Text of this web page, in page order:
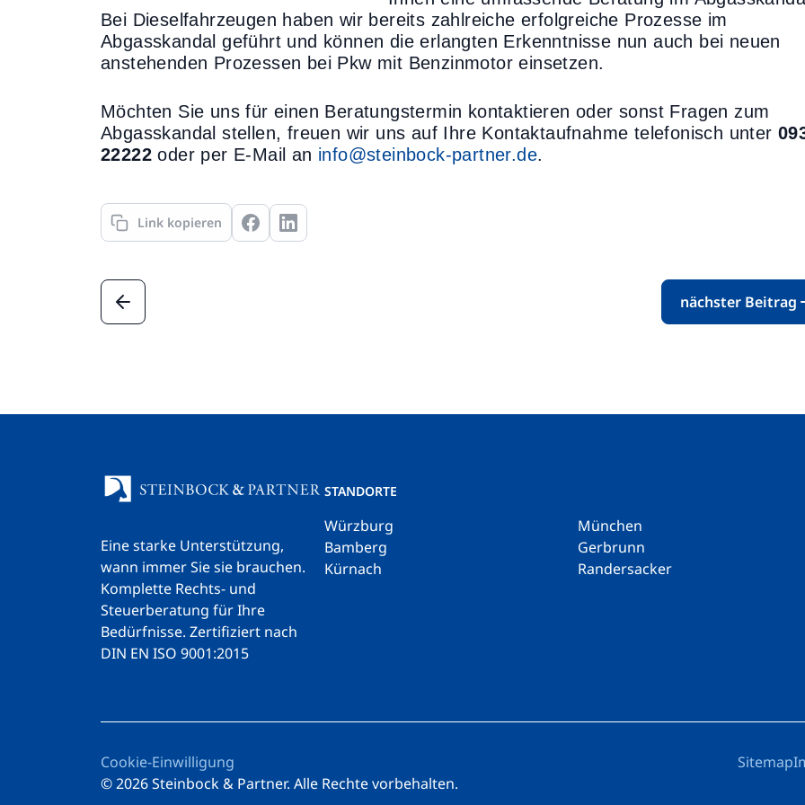
Bei Dieselfahrzeugen haben wir bereits zahlreiche erfolgreiche Prozesse im
Abgasskandal geführt und können die erlangten Erkenntnisse nun auch bei neuen
anstehenden Prozessen bei Pkw mit Benzinmotor einsetzen.
Möchten Sie uns für einen Beratungstermin kontaktieren oder sonst Fragen zum
Abgasskandal stellen, freuen wir uns auf Ihre Kontaktaufnahme telefonisch unter
22222 oder per E-Mail an info@steinbock-partner.de.
Link kopieren
nächster Beitrag
Eine starke Unterstützung,
wann immer Sie sie brauchen.
Komplette Rechts- und
Steuerberatung für Ihre
Bedürfnisse. Zertifiziert nach
DIN EN ISO 9001:2015
STANDORTE
Würzburg
München
Bamberg
Gerbrunn
Kürnach
Randersacker
Sitemap
© 2026 Steinbock & Partner. Alle Rechte vorbehalten.
Cookie-Einwilligung